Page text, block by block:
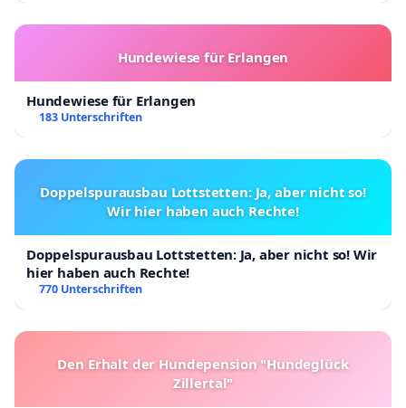
Hundewiese für Erlangen
Hundewiese für Erlangen
183 Unterschriften
Doppelspurausbau Lottstetten: Ja, aber nicht so!
Wir hier haben auch Rechte!
Doppelspurausbau Lottstetten: Ja, aber nicht so! Wir
hier haben auch Rechte!
770 Unterschriften
Den Erhalt der Hundepension "Hundeglück
Zillertal"